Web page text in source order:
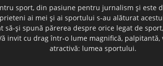
sport, din pasiune pentru jurnalism şi este
ai mei şi ai sportului s-au alăturat
să-şi spună părerea despre orice legat de
invit cu drag într-o lume magnifică,
atractivă: lumea sportului.